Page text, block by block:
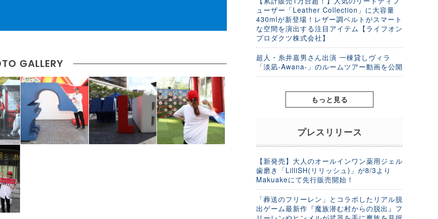
GALLERY
ューザー「Leather Collection」に大容量
430mlが新登場！レザー調ベルトがスマート
な空間を演出する注目アイテム【ライフオン
プロダクツ株式会社】
超人・糸井嘉男さん出演 一棟貸しヴィラ
「淡凪-Awana-」のルームツアー動画を公開
もっと見る
プレスリリース
【新発売】大人のオールインワン薬用ジェル
歯磨き「LilliSH(リリッシュ)」が8/3より
Makuakeにて先行販売開始！
「葬送のフリーレン」とコラボしたリアル脱
出ゲーム最新作『魔族潜む村からの脱出』フ